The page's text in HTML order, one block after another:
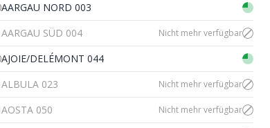
AARGAU NORD 003
AARGAU SÜD 004
Nicht mehr verfügbar
AJOIE/DELÉMONT 044
ALBULA 023
Nicht mehr verfügbar
AOSTA 050 Nicht mehr verfügbar